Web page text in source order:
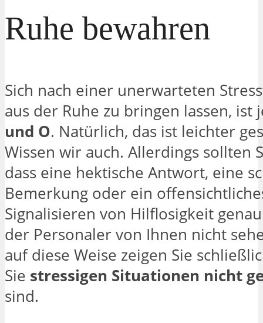
Ruhe bewahren
Sich nach einer unerwarteten
aus der Ruhe zu bringen lassen, ist
und O. Natürlich, das ist leichter
Wissen wir auch. Allerdings sollten
dass eine hektische Antwort, eine
Bemerkung oder ein
Signalisieren von Hilflosigkeit
der Personaler von Ihnen nicht
auf diese Weise zeigen Sie
Sie stressigen Situationen nicht
sind.